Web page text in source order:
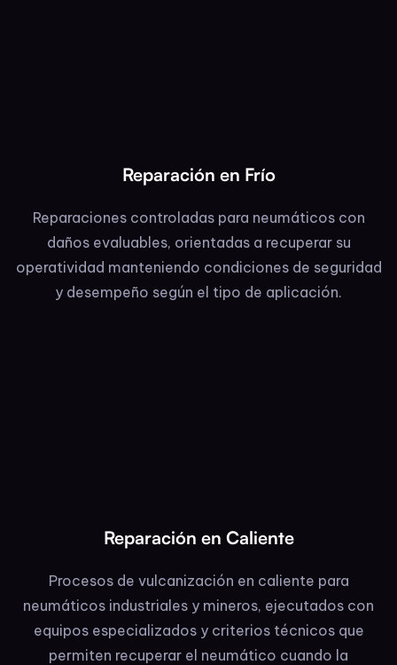
Reparación en Frío
Reparaciones controladas para neumáticos con
daños evaluables, orientadas a recuperar su
operatividad manteniendo condiciones de seguridad
y desempeño según el tipo de aplicación.
Reparación en Caliente
Procesos de vulcanización en caliente para
neumáticos industriales y mineros, ejecutados con
equipos especializados y criterios técnicos que
permiten recuperar el neumático cuando la